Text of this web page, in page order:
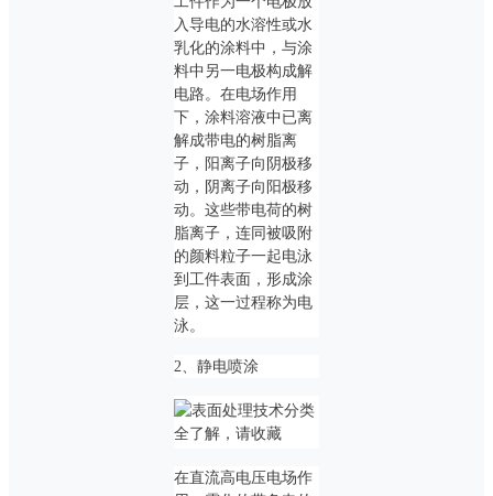
入导电的水溶性或水
乳化的涂料中，与涂
料中另一电极构成解
电路。在电场作用
下，涂料溶液中已离
解成带电的树脂离
子，阳离子向阴极移
动，阴离子向阳极移
动。这些带电荷的树
脂离子，连同被吸附
的颜料粒子一起电泳
到工件表面，形成涂
层，这一过程称为电
泳。
2、静电喷涂
在直流高电压电场作